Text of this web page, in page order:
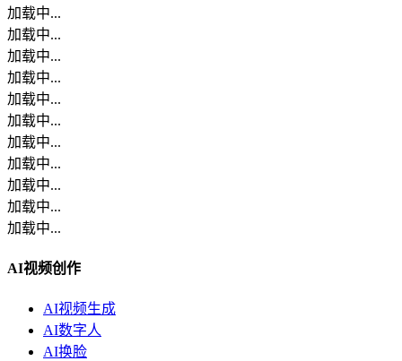
加载中...
加载中...
加载中...
加载中...
加载中...
加载中...
加载中...
加载中...
加载中...
加载中...
加载中...
AI视频创作
AI视频生成
AI数字人
AI换脸